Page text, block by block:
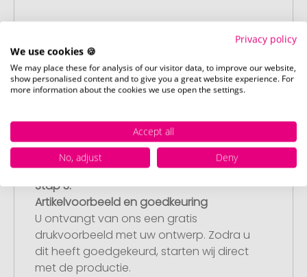
Upload van uw logo of ontwerp
Upload uw logo of ontwerp op onze
afrekenpagina (checkout) en rond uw
bestelling af. Mocht u op dit moment
hebben, dan kunt u dit later aanleveren.
Stap 3:
Artikelvoorbeeld en goedkeuring
U ontvangt van ons een gratis
drukvoorbeeld met uw ontwerp. Zodra u
dit heeft goedgekeurd, starten wij direct
met de productie.
Privacy policy
We use cookies 🍪
We may place these for analysis of our visitor data, to improve our website,
show personalised content and to give you a great website experience. For
more information about the cookies we use open the settings.
Accept all
No, adjust
Deny